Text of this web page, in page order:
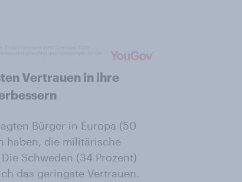
Vertrauen in ihre
Bürger in Europa (50
haben, die militärische
Schweden (34 Prozent)
das geringste Vertrauen.